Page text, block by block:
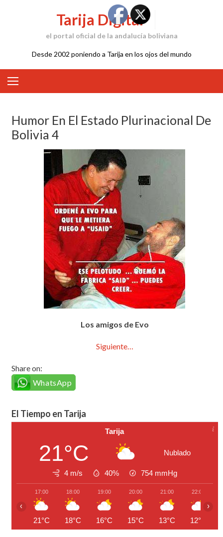
Tarija Digital
el portal oficial de la andalucía boliviana
Desde 2002 poniendo a Tarija en los ojos del mundo
Humor En El Estado Plurinacional De
Bolivia 4
Los amigos de Evo
Siguiente…
Share on:
WhatsApp
El Tiempo en Tarija
Tarija
21°C Nublado
4 m/s 40% 754 mmHg
17:00
21°C
18:00
18°C
19:00
16°C
20:00
15°C
21:00
13°C
22:00
12°C
‹ ›